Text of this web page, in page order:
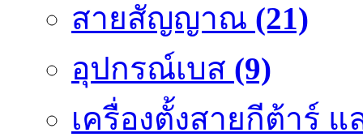
สายสัญญาณ (21)
อุปกรณ์เบส (9)
เครื่องตั้งสายกีต้าร์ แ